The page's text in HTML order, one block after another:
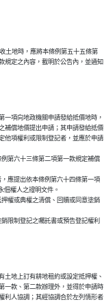
土地時，應將本條例第五十五條第
規定之內容，載明於公告內，並通知
一項向地政機關申請發給抵價地時，
補償地價提出申請；其申請發給抵價
他項權利或限制登記者，並應於申請
第六十三條第二項第一款規定補償
應提出依本條例第六十四條第一項
佃權人之證明文件。
權或典權之清償、回贖或同意塗銷
限制登記之囑託書或預告登記權利
土地上訂有耕地租約或設定抵押權、
一款、第二款辦理外，並得於申請時
利人協調；其經協調合於左列情形者